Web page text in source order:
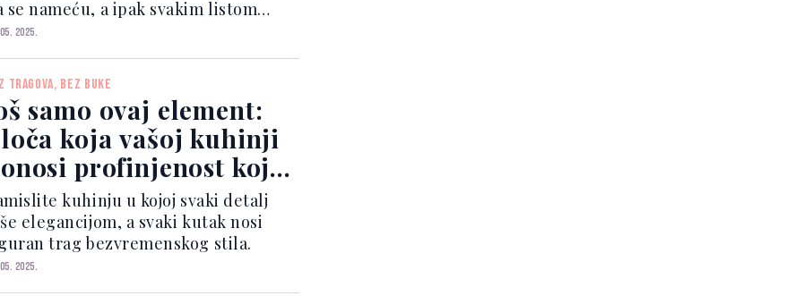
se nameću, a ipak svakim listom
prostor.
2025.
TRAGOVA, BEZ BUKE
samo ovaj element:
koja vašoj kuhinji
profinjenost koja
kuhinju u kojoj svaki detalj
elegancijom, a svaki kutak nosi
trag bezvremenskog stila.
2025.